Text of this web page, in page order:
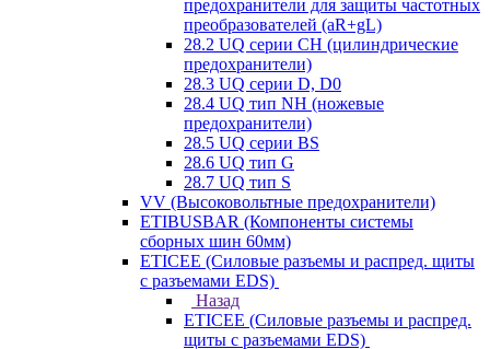
предохранители для защиты частотных
преобразователей (aR+gL)
28.2 UQ серии CH (цилиндрические
предохранители)
28.3 UQ серии D, D0
28.4 UQ тип NH (ножевые
предохранители)
28.5 UQ серии BS
28.6 UQ тип G
28.7 UQ тип S
VV (Высоковольтные предохранители)
ETIBUSBAR (Компоненты системы
сборных шин 60мм)
ETICEE (Силовые разъемы и распред. щиты
с разъемами EDS)
Назад
ETICEE (Силовые разъемы и распред.
щиты с разъемами EDS)